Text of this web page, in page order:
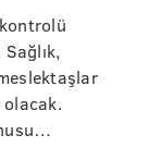
olacak.